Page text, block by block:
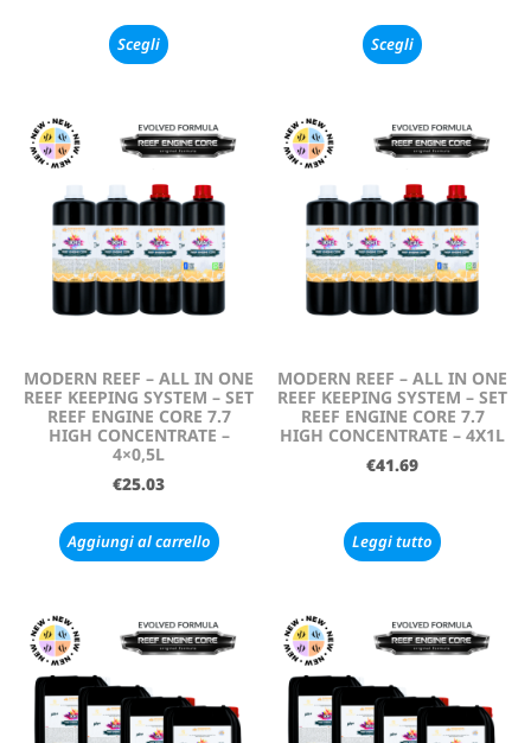
Scegli Scegli
MODERN REEF – ALL IN ONE
REEF KEEPING SYSTEM – SET
REEF ENGINE CORE 7.7
HIGH CONCENTRATE –
4×0,5L
€25.03
Aggiungi al carrello
MODERN REEF – ALL IN ONE
REEF KEEPING SYSTEM – SET
REEF ENGINE CORE 7.7
HIGH CONCENTRATE – 4X1L
€41.69
Leggi tutto